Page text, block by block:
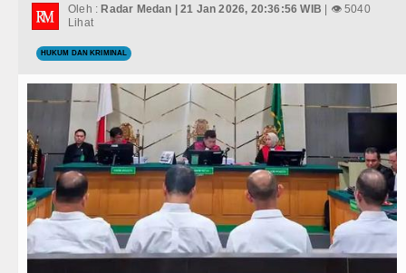
Olahraga
Teknologi
Internasional
Wisata
TIPS dan TRIK
+ Lainnya
Video
PSG vs Manchester United Laga
Juventus vs Inter Milan Persahabatan di
Real Madrid Tandang ke Ferencvaros
Bupati Taput Sambut Kunjungan Kapolda
Bayern Munich Menang Tipis Atas Aston Villa
Masyarakat Desak APH Bongkar Penadah
Dewan Usul BUMD Sumut Kelola Rumput
Oleh : Radar Medan | 21 Jan 2026, 20:36:56 WIB | 👁 5040
Lihat
HUKUM DAN KRIMINAL